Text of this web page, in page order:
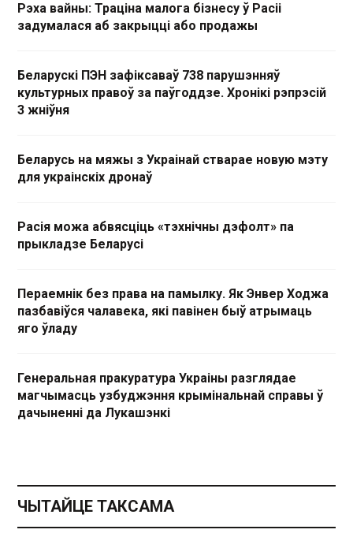
Рэха вайны: Траціна малога бізнесу ў Расіі
задумалася аб закрыцці або продажы
Беларускі ПЭН зафіксаваў 738 парушэнняў
культурных правоў за паўгоддзе. Хронікі рэпрэсій
3 жніўня
Беларусь на мяжы з Украінай стварае новую мэту
для украінскіх дронаў
Расія можа абвясціць «тэхнічны дэфолт» па
прыкладзе Беларусі
Пераемнік без права на памылку. Як Энвер Ходжа
пазбавіўся чалавека, які павінен быў атрымаць
яго ўладу
Генеральная пракуратура Украіны разглядае
магчымасць узбуджэння крымінальнай справы ў
дачыненні да Лукашэнкі
ЧЫТАЙЦЕ ТАКСАМА